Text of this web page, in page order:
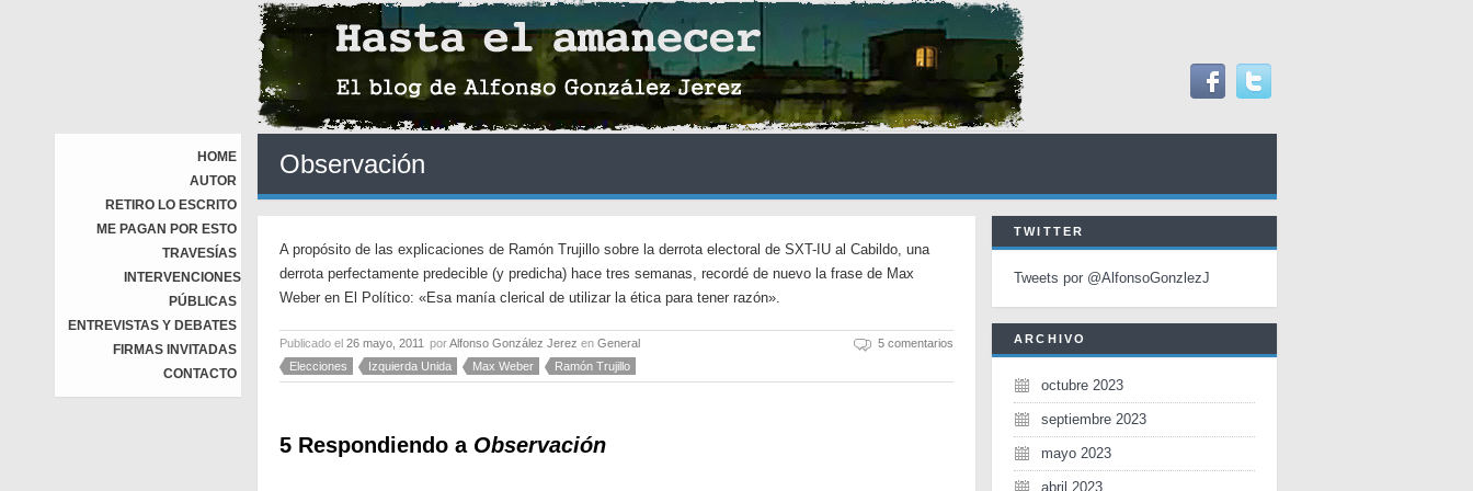
HOME
AUTOR
RETIRO LO ESCRITO
ME PAGAN POR ESTO
TRAVESÍAS
INTERVENCIONES
PÚBLICAS
ENTREVISTAS Y DEBATES
FIRMAS INVITADAS
CONTACTO
Observación
A propósito de las explicaciones de Ramón Trujillo sobre la derrota electoral de SXT-IU al Cabildo, una
derrota perfectamente predecible (y predicha) hace tres semanas, recordé de nuevo la frase de Max
Weber en El Político: «Esa manía clerical de utilizar la ética para tener razón».
Publicado el 26 mayo, 2011 porAlfonso González Jerez en General
5 comentarios
Elecciones
Izquierda Unida Max Weber Ramón Trujillo
5 Respondiendo a Observación
TWITTER
Tweets por @AlfonsoGonzlezJ
ARCHIVO
octubre 2023
septiembre 2023
mayo 2023
abril 2023